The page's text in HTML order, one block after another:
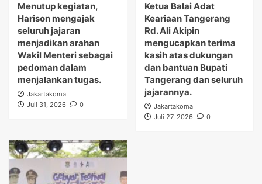
Menutup kegiatan,
Harison mengajak
seluruh jajaran
menjadikan arahan
Wakil Menteri sebagai
pedoman dalam
menjalankan tugas.
Jakartakoma
Juli 31, 2026
0
Ketua Balai Adat
Keariaan Tangerang
Rd. Ali Akipin
mengucapkan terima
kasih atas dukungan
dan bantuan Bupati
Tangerang dan seluruh
jajarannya.
Jakartakoma
Juli 27, 2026
0